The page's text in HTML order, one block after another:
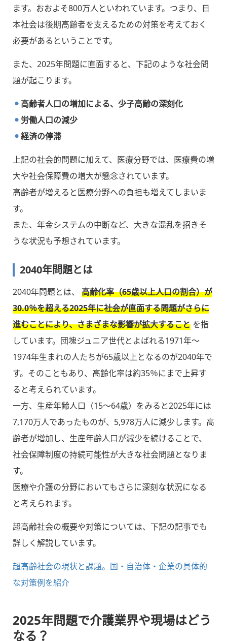
ます。おおよそ800万人といわれています。つまり、日
本社会は後期高齢者を支えるための対策を考えておく
必要があるということです。
また、2025年問題に直面すると、下記のような社会問
題が起こります。
高齢者人口の増加による、少子高齢の深刻化
労働人口の減少
経済の停滞
上記の社会的問題に加えて、医療分野では、医療費の増
大や社会保障費の増大が懸念されています。
高齢者が増えると医療分野への負担も増えてしまいま
す。
また、年金システムの中断など、大きな混乱を招きそ
うな状況も予想されています。
2040年問題とは
2040年問題とは、 高齢化率（65歳以上人口の割合）が
30.0％を超える2025年に社会が直面する問題がさらに
進むことにより、さまざまな影響が拡大すること を指
しています。団塊ジュニア世代とよばれる1971年〜
1974年生まれの人たちが65歳以上となるのが2040年で
す。そのこともあり、高齢化率は約35％にまで上昇す
ると考えられています。
一方、生産年齢人口（15〜64歳）をみると2025年には
7,170万人であったものが、5,978万人に減少します。高
齢者が増加し、生産年齢人口が減少を続けることで、
社会保障制度の持続可能性が大きな社会問題となりま
す。
医療や介護の分野においてもさらに深刻な状況になる
と考えられます。
超高齢社会の概要や対策については、下記の記事でも
詳しく解説しています。
超高齢社会の現状と課題。国・自治体・企業の具体的
な対策例を紹介
2025年問題で介護業界や現場はどう
なる？